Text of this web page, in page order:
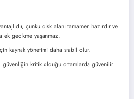
çünkü disk alanı tamamen hazırdır ve
ek gecikme yaşanmaz.
kaynak yönetimi daha stabil olur.
güvenliğin kritik olduğu ortamlarda güvenilir